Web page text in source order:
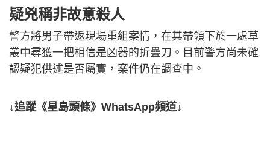
疑兇稱非故意殺人
警方將男子帶返現場重組案情，在其帶領下於一處草
叢中尋獲一把相信是凶器的折疊刀。目前警方尚未確
認疑犯供述是否屬實，案件仍在調查中。
↓追蹤《星島頭條》WhatsApp頻道↓